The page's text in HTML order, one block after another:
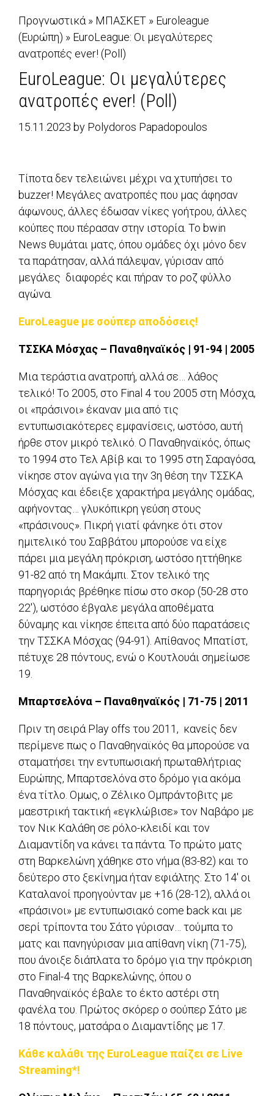
Προγνωστικά » ΜΠΑΣΚΕΤ » Euroleague
(Ευρώπη) » EuroLeague: Οι μεγαλύτερες
ανατροπές ever! (Poll)
EuroLeague: Οι μεγαλύτερες
ανατροπές ever! (Poll)
15.11.2023 by Polydoros Papadopoulos
Τίποτα δεν τελειώνει μέχρι να χτυπήσει το
buzzer! Μεγάλες ανατροπές που μας άφησαν
άφωνους, άλλες έδωσαν νίκες γοήτρου, άλλες
κούπες που πέρασαν στην ιστορία. Το bwin
News θυμάται ματς, όπου ομάδες όχι μόνο δεν
τα παράτησαν, αλλά πάλεψαν, γύρισαν από
μεγάλες διαφορές και πήραν το ροζ φύλλο
αγώνα.
EuroLeague με σούπερ αποδόσεις!
ΤΣΣΚΑ Μόσχας – Παναθηναϊκός | 91-94 | 2005
Μια τεράστια ανατροπή, αλλά σε… λάθος
τελικό! Το 2005, στο Final 4 του 2005 στη Μόσχα,
οι «πράσινοι» έκαναν μια από τις
εντυπωσιακότερες εμφανίσεις, ωστόσο, αυτή
ήρθε στον μικρό τελικό. Ο Παναθηναϊκός, όπως
το 1994 στο Τελ Αβίβ και το 1995 στη Σαραγόσα,
νίκησε στον αγώνα για την 3η θέση την ΤΣΣΚΑ
Μόσχας και έδειξε χαρακτήρα μεγάλης ομάδας,
αφήνοντας… γλυκόπικρη γεύση στους
«πράσινους». Πικρή γιατί φάνηκε ότι στον
ημιτελικό του Σαββάτου μπορούσε να είχε
πάρει μια μεγάλη πρόκριση, ωστόσο ηττήθηκε
91-82 από τη Μακάμπι. Στον τελικό της
παρηγοριάς βρέθηκε πίσω στο σκορ (50-28 στο
22′), ωστόσο έβγαλε μεγάλα αποθέματα
δύναμης και νίκησε έπειτα από δύο παρατάσεις
την ΤΣΣΚΑ Μόσχας (94-91). Απίθανος Μπατίστ,
πέτυχε 28 πόντους, ενώ ο Κουτλουάι σημείωσε
19.
Μπαρτσελόνα – Παναθηναϊκός | 71-75 | 2011
Πριν τη σειρά Play offs του 2011, κανείς δεν
περίμενε πως ο Παναθηναϊκός θα μπορούσε να
σταματήσει την εντυπωσιακή πρωταθλήτριας
Ευρώπης, Μπαρτσελόνα στο δρόμο για ακόμα
ένα τίτλο. Ομως, ο Ζέλικο Ομπράντοβιτς με
μαεστρική τακτική «εγκλώβισε» τον Ναβάρο με
τον Νικ Καλάθη σε ρόλο-κλειδί και τον
Διαμαντίδη να κάνει τα πάντα. Το πρώτο ματς
στη Βαρκελώνη χάθηκε στο νήμα (83-82) και το
δεύτερο στο ξεκίνημα ήταν εφιάλτης. Στο 14′ οι
Καταλανοί προηγούνταν με +16 (28-12), αλλά οι
«πράσινοι» με εντυπωσιακό come back και με
σερί τρίποντα του Σάτο γύρισαν… τούμπα το
ματς και πανηγύρισαν μια απίθανη νίκη (71-75),
που άνοιξε διάπλατα το δρόμο για την πρόκριση
στο Final-4 της Βαρκελώνης, όπου ο
Παναθηναϊκός έβαλε το έκτο αστέρι στη
φανέλα του. Πρώτος σκόρερ ο σούπερ Σάτο με
18 πόντους, ματσάρα ο Διαμαντίδης με 17.
Κάθε καλάθι της EuroLeague παίζει σε Live
Streaming*!